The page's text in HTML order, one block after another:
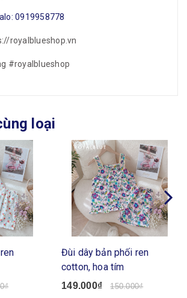
0919958778
royalblueshop.vn
#royalblueshop
loại
Đùi dây bản phối ren
cotton, hoa tím
149.000₫ 150.000₫